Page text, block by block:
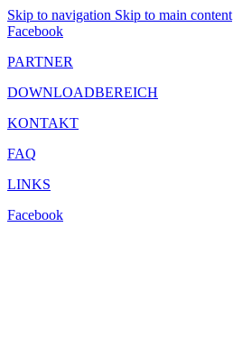
Skip to navigation Skip to main content
Facebook
PARTNER
DOWNLOADBEREICH
KONTAKT
FAQ
LINKS
Facebook